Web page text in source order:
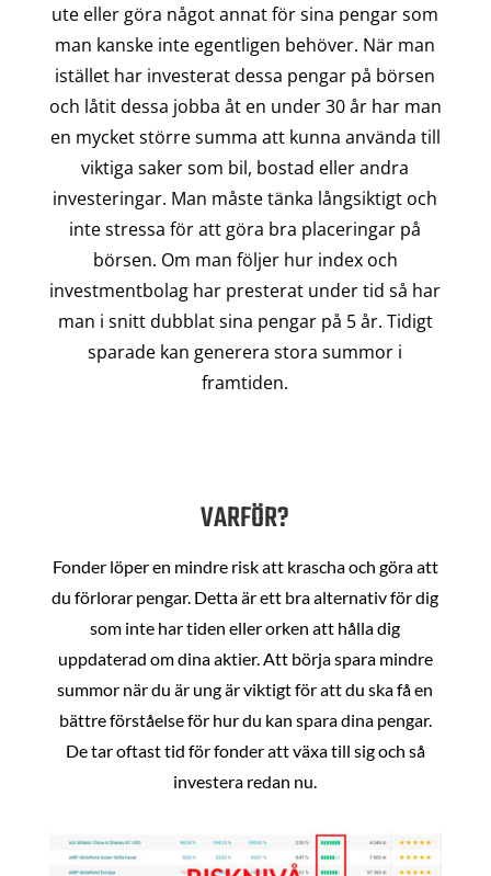
ute eller göra något annat för sina pengar som
man kanske inte egentligen behöver. När man
istället har investerat dessa pengar på börsen
och låtit dessa jobba åt en under 30 år har man
en mycket större summa att kunna använda till
viktiga saker som bil, bostad eller andra
investeringar. Man måste tänka långsiktigt och
inte stressa för att göra bra placeringar på
börsen. Om man följer hur index och
investmentbolag har presterat under tid så har
man i snitt dubblat sina pengar på 5 år. Tidigt
sparade kan generera stora summor i
framtiden.
VARFÖR?
Fonder löper en mindre risk att krascha och göra att
du förlorar pengar. Detta är ett bra alternativ för dig
som inte har tiden eller orken att hålla dig
uppdaterad om dina aktier. Att börja spara mindre
summor när du är ung är viktigt för att du ska få en
bättre förståelse för hur du kan spara dina pengar.
De tar oftast tid för fonder att växa till sig och så
investera redan nu.